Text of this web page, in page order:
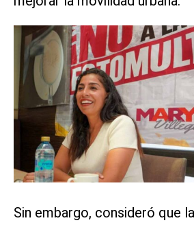
Sin embargo, consideró que